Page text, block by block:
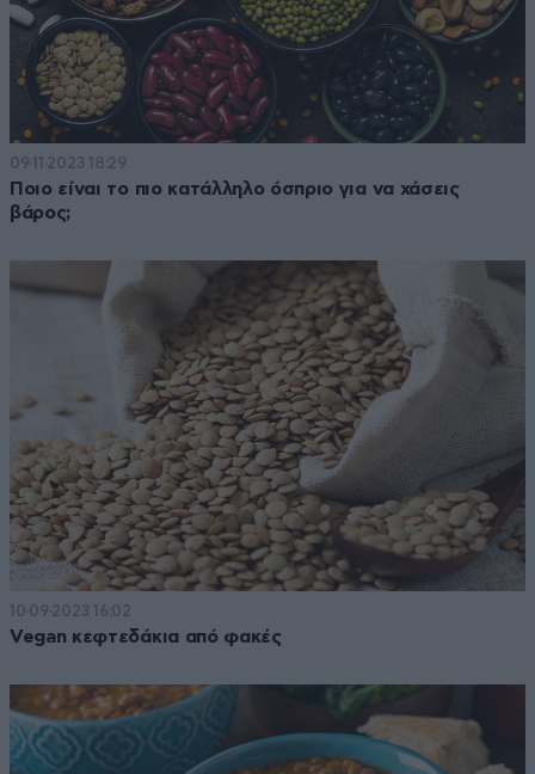
09·11·2023 18:29
Ποιο είναι το πιο κατάλληλο όσπριο για να χάσεις
βάρος;
10·09·2023 16:02
Vegan κεφτεδάκια από φακές